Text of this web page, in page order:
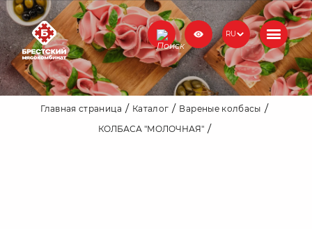
RU
Главная страница Каталог
Вареные колбасы
КОЛБАСА "МОЛОЧНАЯ"